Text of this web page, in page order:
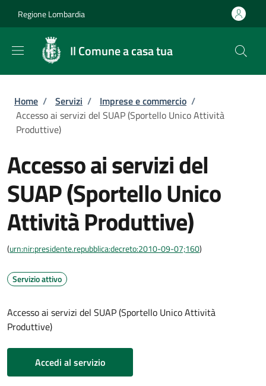
Regione Lombardia
Il Comune a casa tua
Briciole di pane
Home / Servizi / Imprese e commercio /
Accesso ai servizi del SUAP (Sportello Unico Attività
Produttive)
Accesso ai servizi del
SUAP (Sportello Unico
Attività Produttive)
(urn:nir:presidente.repubblica:decreto:2010-09-07;160)
Servizio attivo
Accesso ai servizi del SUAP (Sportello Unico Attività
Produttive)
Accedi al servizio